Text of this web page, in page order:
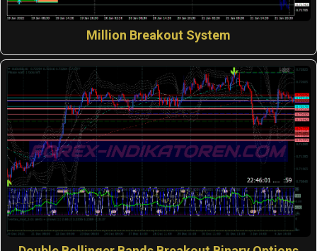
Million Breakout System